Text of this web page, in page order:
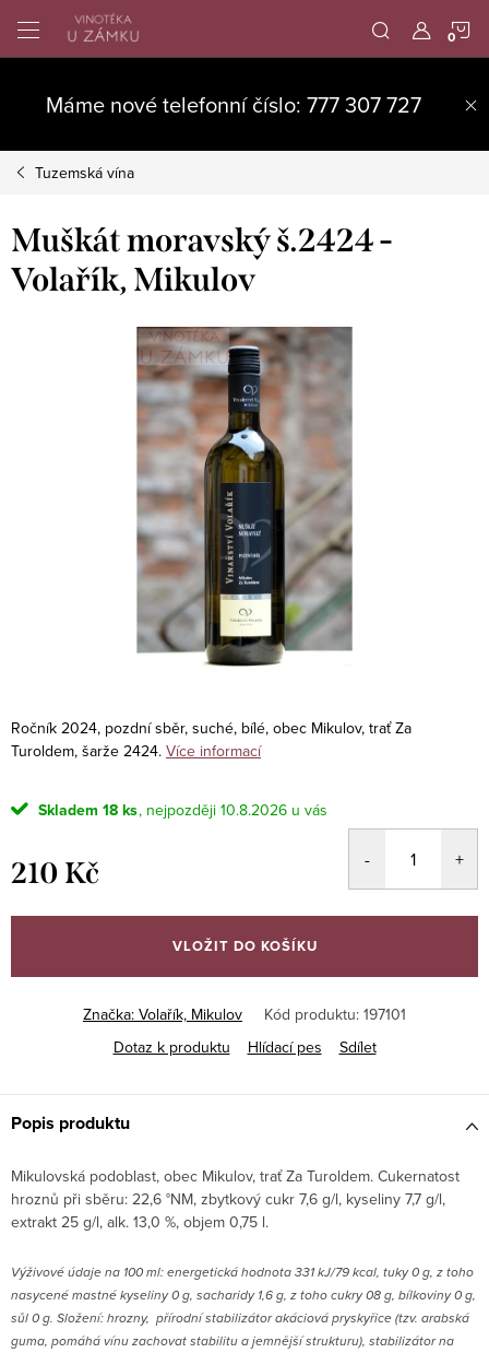
obsah
Máme nové telefonní číslo: 777 307 727
Tuzemská vína
Muškát moravský š.2424 -
Volařík, Mikulov
Ročník 2024, pozdní sběr, suché, bílé, obec Mikulov, trať Za
Turoldem, šarže 2424. Více informací
Skladem 18 ks 10.8.2026
210 Kč
cena:
VLOŽIT DO KOŠÍKU
Značka: Volařík, Mikulov Kód produktu: 197101
Dotaz k produktu
Hlídací pes Sdílet
Popis produktu
Mikulovská podoblast, obec Mikulov, trať Za Turoldem. Cukernatost
hroznů při sběru: 22,6 °NM, zbytkový cukr 7,6 g/l, kyseliny 7,7 g/l,
extrakt 25 g/l, alk. 13,0 %, objem 0,75 l.
Výživové údaje na 100 ml: energetická hodnota 331 kJ/79 kcal, tuky 0 g, z toho
nasycené mastné kyseliny 0 g, sacharidy 1,6 g, z toho cukry 08 g, bílkoviny 0 g,
sůl 0 g. Složení: hrozny, přírodní stabilizátor akáciová pryskyřice (tzv. arabská
guma, pomáhá vínu zachovat stabilitu a jemnější strukturu), stabilizátor na